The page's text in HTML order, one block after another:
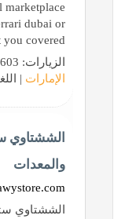
marketplace
dubai or
covered.
الزيارات: 603 | التقييم: 0 | المقيّمين: 0 | الدولة:
الإمارات |
الششتاوي
والمعدات
الششتاوي